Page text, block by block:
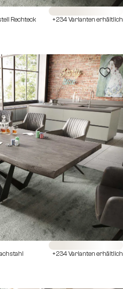
Rechteck
+234 Varianten erhältlich
+234 Varianten erhältlich